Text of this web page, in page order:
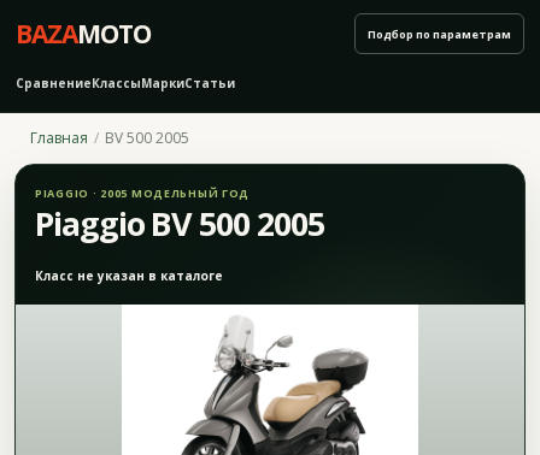
BAZAMOTO
СравнениеКлассыМаркиСтатьи
Подбор по параметрам
Главная BV 500 2005
PIAGGIO · 2005 МОДЕЛЬНЫЙ ГОД
Piaggio BV 500 2005
Класс не указан в каталоге